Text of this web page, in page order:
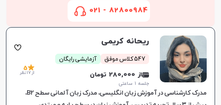
82800984 - 021
ریحانه کریمی
547 کلاس موفق آزمایشی رایگان
از 280,000 تومان
جلسه ۱ ساعتی
5
از 17 نظر
مدرک کارشناسی در آموزش زبان انگلیسی، مدرک زبان آلمانی سطح B2،